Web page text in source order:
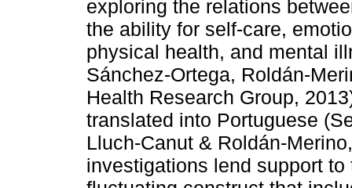
exploring the relations
the ability for self-care,
physical health, and mental
Sánchez-Ortega, Roldán-
Health Research Group,
translated into Portuguese
Lluch-Canut & Roldán-
investigations lend support